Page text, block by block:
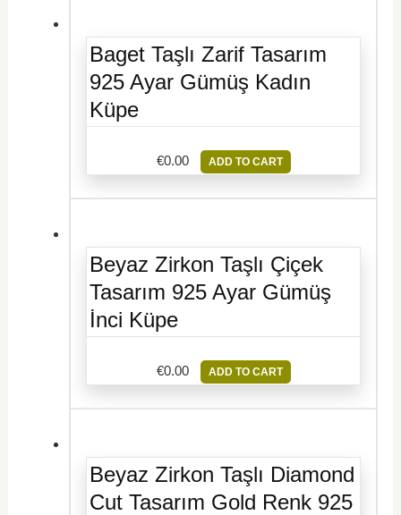
Baget Taşlı Zarif Tasarım
925 Ayar Gümüş Kadın
Küpe
€0.00 ADD TO CART
Beyaz Zirkon Taşlı Çiçek
Tasarım 925 Ayar Gümüş
İnci Küpe
€0.00 ADD TO CART
Beyaz Zirkon Taşlı Diamond
Cut Tasarım Gold Renk 925